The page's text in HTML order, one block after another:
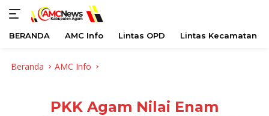
BERANDA AMC Info Lintas OPD Lintas Kecamatan
Beranda AMC Info
PKK Agam Nilai Enam